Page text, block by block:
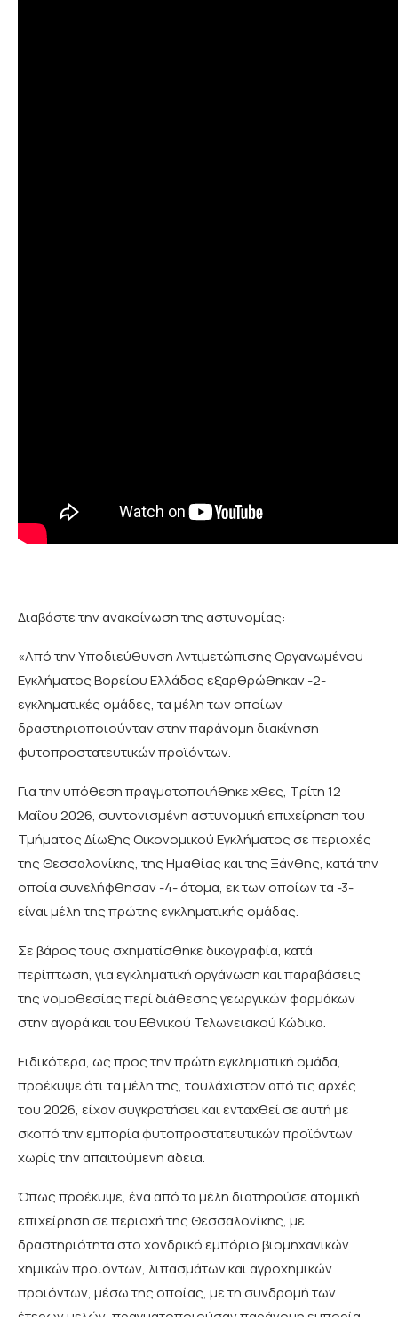
Διαβάστε την ανακοίνωση της αστυνομίας:
«Από την Υποδιεύθυνση Αντιμετώπισης Οργανωμένου
Εγκλήματος Βορείου Ελλάδος εξαρθρώθηκαν -2-
εγκληματικές ομάδες, τα μέλη των οποίων
δραστηριοποιούνταν στην παράνομη διακίνηση
φυτοπροστατευτικών προϊόντων.
Για την υπόθεση πραγματοποιήθηκε χθες, Τρίτη 12
Μαΐου 2026, συντονισμένη αστυνομική επιχείρηση του
Τμήματος Δίωξης Οικονομικού Εγκλήματος σε περιοχές
της Θεσσαλονίκης, της Ημαθίας και της Ξάνθης, κατά την
οποία συνελήφθησαν -4- άτομα, εκ των οποίων τα -3-
είναι μέλη της πρώτης εγκληματικής ομάδας.
Σε βάρος τους σχηματίσθηκε δικογραφία, κατά
περίπτωση, για εγκληματική οργάνωση και παραβάσεις
της νομοθεσίας περί διάθεσης γεωργικών φαρμάκων
στην αγορά και του Εθνικού Τελωνειακού Κώδικα.
Ειδικότερα, ως προς την πρώτη εγκληματική ομάδα,
προέκυψε ότι τα μέλη της, τουλάχιστον από τις αρχές
του 2026, είχαν συγκροτήσει και ενταχθεί σε αυτή με
σκοπό την εμπορία φυτοπροστατευτικών προϊόντων
χωρίς την απαιτούμενη άδεια.
Όπως προέκυψε, ένα από τα μέλη διατηρούσε ατομική
επιχείρηση σε περιοχή της Θεσσαλονίκης, με
δραστηριότητα στο χονδρικό εμπόριο βιομηχανικών
χημικών προϊόντων, λιπασμάτων και αγροχημικών
προϊόντων, μέσω της οποίας, με τη συνδρομή των